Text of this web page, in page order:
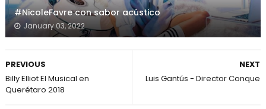
#NicoleFavre con sabor acústico
January 03, 2022
NEXT
Luis Gantús - Director Conque
PREVIOUS
Billy Elliot El Musical en
Querétaro 2018